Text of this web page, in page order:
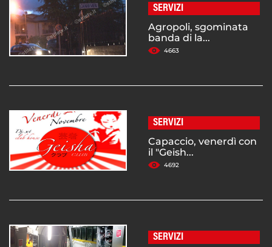
SERVIZI
Agropoli, sgominata
banda di la...
4663
SERVIZI
Capaccio, venerdì con
il "Geish...
4692
SERVIZI